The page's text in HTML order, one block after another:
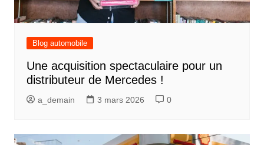
Blog automobile
Une acquisition spectaculaire pour un
distributeur de Mercedes !
a_demain 3 mars 2026 0